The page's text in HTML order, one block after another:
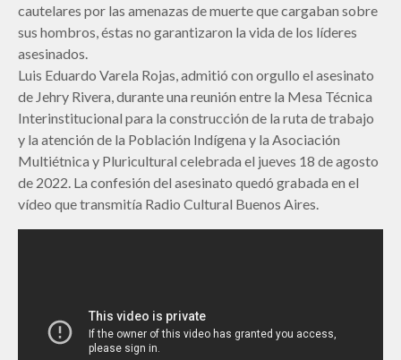
cautelares por las amenazas de muerte que cargaban sobre
sus hombros, éstas no garantizaron la vida de los líderes
asesinados.
Luis Eduardo Varela Rojas, admitió con orgullo el asesinato
de Jehry Rivera, durante una reunión entre la Mesa Técnica
Interinstitucional para la construcción de la ruta de trabajo
y la atención de la Población Indígena y la Asociación
Multiétnica y Pluricultural celebrada el jueves 18 de agosto
de 2022. La confesión del asesinato quedó grabada en el
vídeo que transmitía Radio Cultural Buenos Aires.